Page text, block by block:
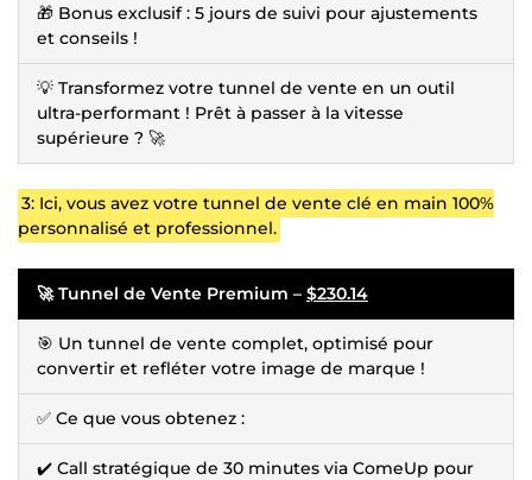
🎁 Bonus exclusif : 5 jours de suivi pour ajustements
et conseils !
💡 Transformez votre tunnel de vente en un outil
ultra-performant ! Prêt à passer à la vitesse
supérieure ? 🚀
3: Ici, vous avez votre tunnel de vente clé en main 100%
personnalisé et professionnel.
🚀 Tunnel de Vente Premium – $230.14
🎯 Un tunnel de vente complet, optimisé pour
convertir et refléter votre image de marque !
✅ Ce que vous obtenez :
✔️ Call stratégique de 30 minutes via ComeUp pour